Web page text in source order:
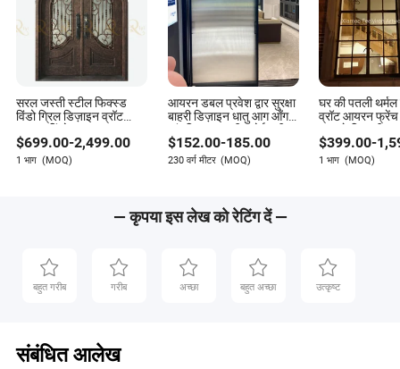
सरल जस्ती स्टील फिक्स्ड
विंडो ग्रिल डिज़ाइन व्रॉट
आयरन विंडो
$699.00-2,499.00
1 भाग (MOQ)
आयरन डबल प्रवेश द्वार सुरक्षा
बाहरी डिज़ाइन धातु आग आँगन
आंतरिक बालकनी रसोई स्टील
कांच लकड़ी पीवीसी
एल्यूमिनियम फोल्डिंग स्लाइडिंग
खिड़की दरवाजा
$152.00-185.00
230 वर्ग मीटर (MOQ)
घर की पतली
व्रॉट आयरन फ्रेंच
दरवाजे खिड़की
$399.00-
1 भाग (MOQ)
— कृपया इस लेख को रेटिंग दें —
बहुत गरीब गरीब अच्छा बहुत अच्छा उत्कृष्ट
संबंधित आलेख